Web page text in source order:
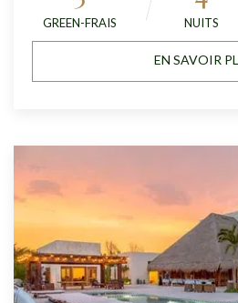
GREEN-FRAIS NUITS
EN SAVOIR